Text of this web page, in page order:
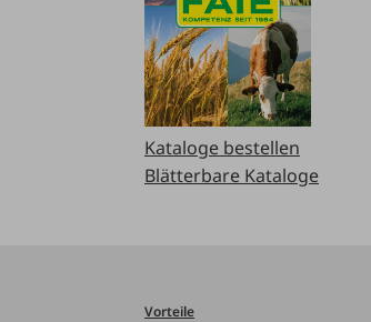
Kataloge bestellen
Blätterbare Kataloge
Vorteile